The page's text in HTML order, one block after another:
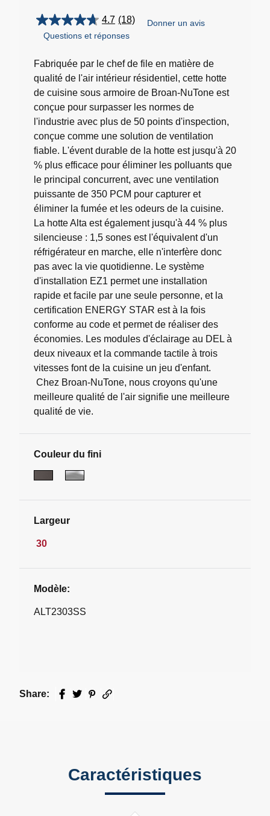
4.7 (18)
4.7
étoile(s)
5.
évaluations
Donner un avis
Questions et réponses
Fabriquée par le chef de file en matière de
qualité de l'air intérieur résidentiel, cette hotte
de cuisine sous armoire de Broan-NuTone est
conçue pour surpasser les normes de
l'industrie avec plus de 50 points d'inspection,
conçue comme une solution de ventilation
fiable. L'évent durable de la hotte est jusqu'à 20
% plus efficace pour éliminer les polluants que
le principal concurrent, avec une ventilation
puissante de 350 PCM pour capturer et
éliminer la fumée et les odeurs de la cuisine.
La hotte Alta est également jusqu'à 44 % plus
silencieuse : 1,5 sones est l'équivalent d'un
réfrigérateur en marche, elle n'interfère donc
pas avec la vie quotidienne. Le système
d'installation EZ1 permet une installation
rapide et facile par une seule personne, et la
certification ENERGY STAR est à la fois
conforme au code et permet de réaliser des
économies. Les modules d'éclairage au DEL à
deux niveaux et la commande tactile à trois
vitesses font de la cuisine un jeu d'enfant.
Chez Broan-NuTone, nous croyons qu'une
meilleure qualité de l'air signifie une meilleure
qualité de vie.
Couleur du fini
Largeur
30
Modèle:
ALT2303SS
Share: Facebook
TwitterPinterest
Email
Caractéristiques